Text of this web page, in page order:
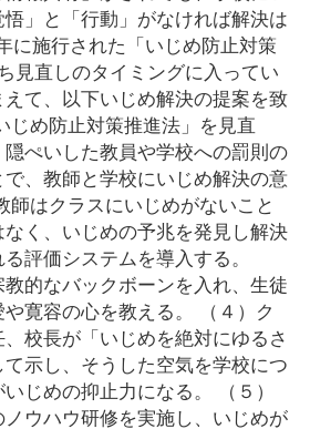
」と「行動」がなければ解決は
に施行された「いじめ防止対策
見直しのタイミングに入ってい
て、以下いじめ解決の提案を致
じめ防止対策推進法」を見直
ぺいした教員や学校への罰則の
、教師と学校にいじめ解決の意
師はクラスにいじめがないこと
く、いじめの予兆を発見し解決
評価システムを導入する。
教的なバックボーンを入れ、生徒
寛容の心を教える。 （４）ク
校長が「いじめを絶対にゆるさ
示し、そうした空気を学校につ
じめの抑止力になる。 （５）
ウハウ研修を実施し、いじめが